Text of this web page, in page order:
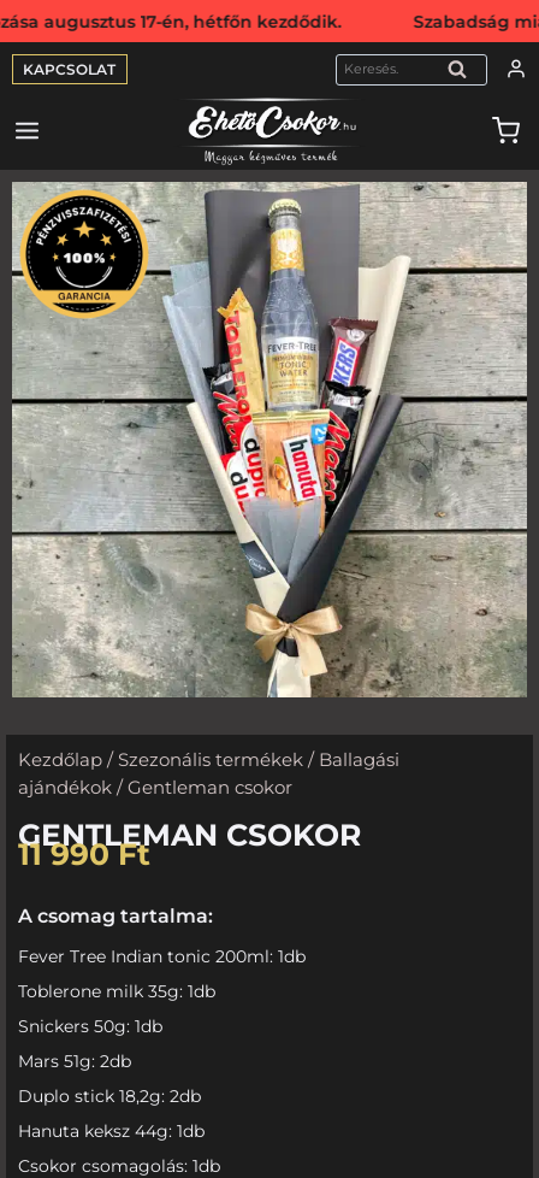
én, hétfőn kezdődik. Szabadság miatt
KAPCSOLAT KERESÉS
Kezdőlap / Szezonális termékek / Ballagási
ajándékok / Gentleman csokor
GENTLEMAN CSOKOR
11 990Ft
A csomag tartalma:
Fever Tree Indian tonic 200ml: 1db
Toblerone milk 35g: 1db
Snickers 50g: 1db
Mars 51g: 2db
Duplo stick 18,2g: 2db
Hanuta keksz 44g: 1db
Csokor csomagolás: 1db